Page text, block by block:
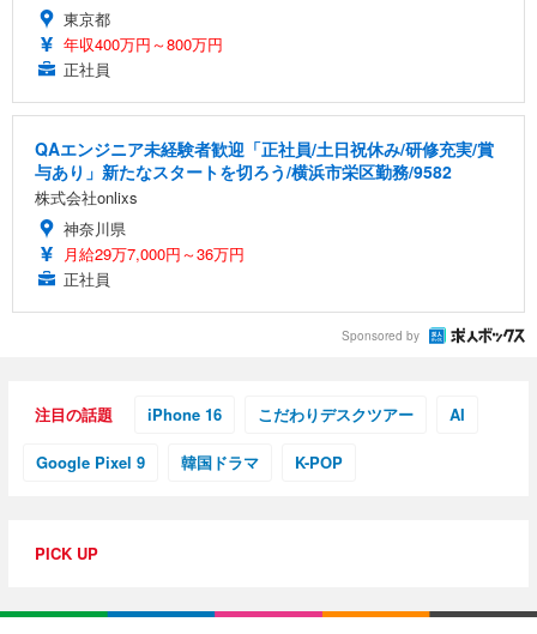
東京都
年収400万円～800万円
正社員
QAエンジニア未経験者歓迎「正社員/土日祝休み/研修充実/賞
与あり」新たなスタートを切ろう/横浜市栄区勤務/9582
株式会社onlixs
神奈川県
月給29万7,000円～36万円
正社員
Sponsored by
注目の話題 iPhone 16 こだわりデスクツアー AI
Google Pixel 9 韓国ドラマ K-POP
PICK UP